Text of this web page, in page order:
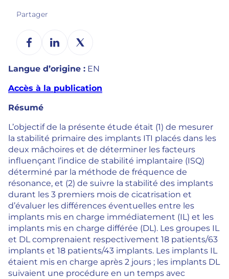
Partager
Langue d’origine : EN
Accès à la publication
Résumé
L’objectif de la présente étude était (1) de mesurer
la stabilité primaire des implants ITI placés dans les
deux mâchoires et de déterminer les facteurs
influençant l’indice de stabilité implantaire (ISQ)
déterminé par la méthode de fréquence de
résonance, et (2) de suivre la stabilité des implants
durant les 3 premiers mois de cicatrisation et
d’évaluer les différences éventuelles entre les
implants mis en charge immédiatement (IL) et les
implants mis en charge différée (DL). Les groupes IL
et DL comprenaient respectivement 18 patients/63
implants et 18 patients/43 implants. Les implants IL
étaient mis en charge après 2 jours ; les implants DL
suivaient une procédure en un temps avec